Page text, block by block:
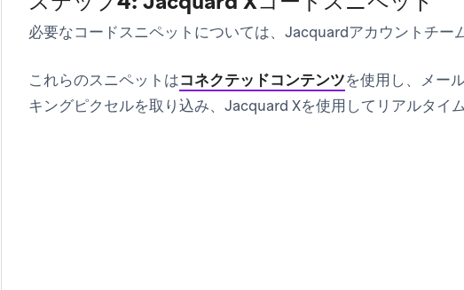
必要なコードスニペットについては、Jacquardアカウントチー
これらのスニペットはコネクテッドコンテンツを使用し、メー
キングピクセルを取り込み、Jacquard Xを使用してリアルタイ